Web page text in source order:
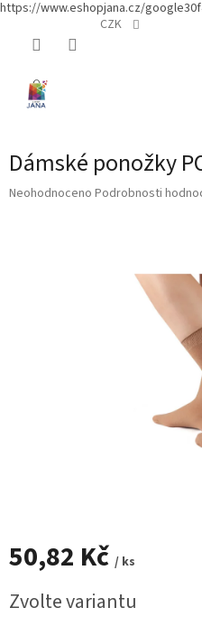
https://www.eshopjana.cz/
CZK
Dámské ponožky
Průměrné
Neohodnoceno Podrobnosti
50,82 Kč / ks
cena:
Zvolte variantu